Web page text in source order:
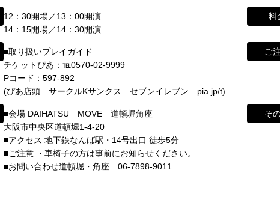
12：30開場／13：00開演
14：15開場／14：30開演
料
■取り扱いプレイガイド
チケットぴあ：℡0570-02-9999
Pコード：597-892
(ぴあ店頭 サークルKサンクス セブンイレブン pia.jp/t)
ご
■会場 DAIHATSU MOVE 道頓堀角座
大阪市中央区道頓堀1-4-20
■アクセス 地下鉄なんば駅・14号出口 徒歩5分
■ご注意 ・車椅子の方は事前にお知らせください。
■お問い合わせ道頓堀・角座 06-7898-9011
そ
DAIHATSU
心斎橋角座ト
角座とは
、浪花座、中座、朝日座、弁天座と共に、
は「道頓堀五座」と呼ばれ、
は、上方演芸の殿堂として栄えました。
の名称は、松竹(株)の直営映画館(大阪市中央区)や
B1角座」(大阪市中央区)に引き継がれていましたが、
(大阪市中央区)の閉館と共に、消滅致しました。
を、日本のエンタテインメントの中心である東京・大阪で復活さ
本を代表するエンタテインナーが続々と輩出され、文化の発展に寄
開発室：
頼のお問い合わせ
お問い合わせ願います。
メール送信フォーム
event/form/
ァンメール